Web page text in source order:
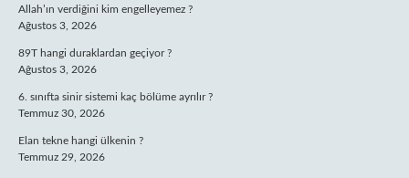
Allah’ın verdiğini kim engelleyemez ?
Ağustos 3, 2026
89T hangi duraklardan geçiyor ?
Ağustos 3, 2026
6. sınıfta sinir sistemi kaç bölüme ayrılır ?
Temmuz 30, 2026
Elan tekne hangi ülkenin ?
Temmuz 29, 2026